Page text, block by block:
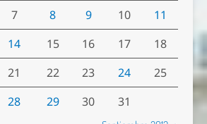
7 8 9 10
11
14 15 16 17
18
21 22 23 24
25
28 29 30 31